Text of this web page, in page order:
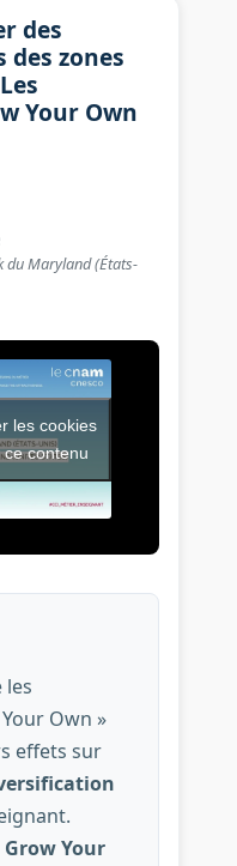
des
zones
Your Own
du Maryland (États-
de l’intervention :
les cookies
contenu
les
Own »
effets sur
Your